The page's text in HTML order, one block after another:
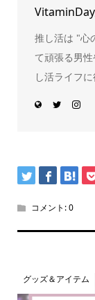
推し活は "心
て頑張る男
し活ライフ
コメント:0
グッズ＆アイテム